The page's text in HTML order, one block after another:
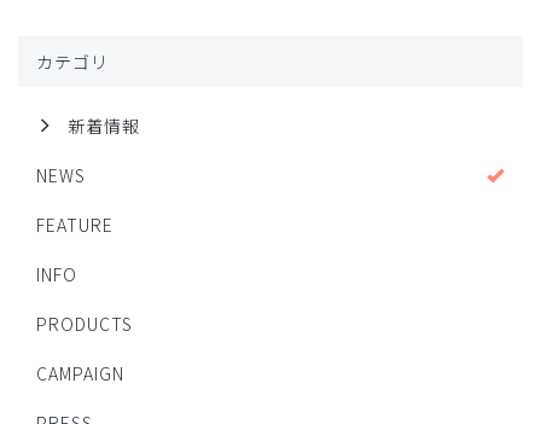
カテゴリ
新着情報
NEWS
FEATURE
INFO
PRODUCTS
CAMPAIGN